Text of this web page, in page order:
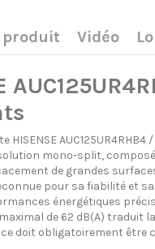
produit Vidéo
mono-split,
de grandes
pour sa fiabilité et
énergétiques
de 62 dB(A)
doit obligatoirement